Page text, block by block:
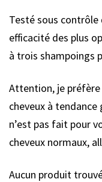
Testé sous
efficacité des plus
à trois shampoings
Attention, je préfère
cheveux à tendance
n’est pas fait pour
cheveux normaux,
Aucun produit